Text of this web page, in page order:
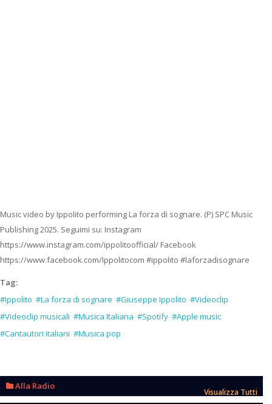
Music video by Ippolito performing La forza di sognare. (P) SPC Music
Publishing 2025. Seguimi su: Instagram
https://www.instagram.com/ippolitoofficial/ Facebook
https://www.facebook.com/Ippolitocom #ippolito #laforzadisognare
Tag:
#Ippolito #La forza di sognare #Giuseppe Ippolito #Videoclip
#Videoclip musicali #Musica Italiana #Spotify #Apple music
#Cantautori italiani #Musica pop
Alla Radio
Visualizza Tutti